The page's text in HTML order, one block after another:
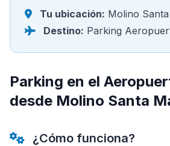
Tu ubicación: Molino
Destino: Parking
Parking en el
desde Molino Santa
¿Cómo funciona?